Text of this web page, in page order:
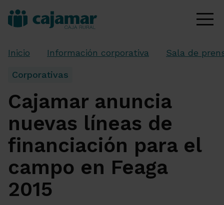
Inicio Información corporativa Sala de
Corporativas
Cajamar anuncia
nuevas líneas de
financiación para el
campo en Feaga
2015